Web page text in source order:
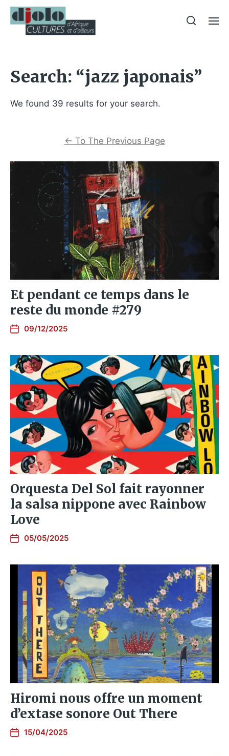
Search: “jazz japonais”
We found 39 results for your search.
← To The Previous Page
Et pendant ce temps dans le
reste du monde #279
09/12/2025
Orquesta Del Sol fait rayonner
la salsa nippone avec Rainbow
Love
05/05/2025
Hiromi nous offre un moment
d’extase sonore Out There
15/04/2025